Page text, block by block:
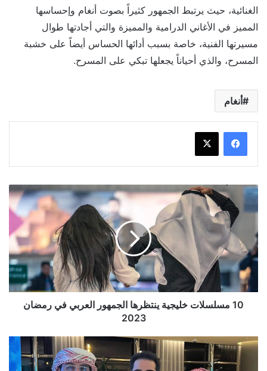
الغنائية، حيث يرتبط الجمهور كثيراً بصوت أنغام وإحساسها
المميز في الأغاني الدرامية والمميزة والتي أجادتها طوال
مسيرتها الفنية، خاصة بسبب أدائها الحساس أيضاً على خشبة
المسرح، والذي أحياناً يجعلها تبكي على المسرح.
أنغام
10
مسلسلات
خليجية
الجمهور
العربي
في
رمضان
2023
10 مسلسلات خليجية ينتظرها الجمهور العربي في رمضان
2023
اليكم
بالنجوم